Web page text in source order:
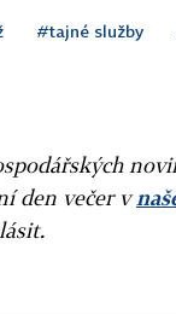
#tajné služby
den večer v